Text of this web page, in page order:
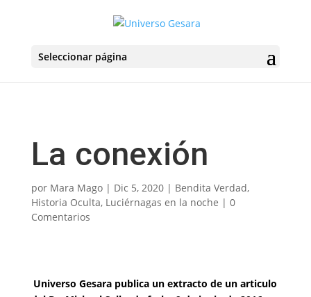
Seleccionar página
La conexión
por Mara Mago| Dic 5, 2020| Bendita Verdad,
Historia Oculta, Luciérnagas en la noche | 0
Comentarios
Universo Gesara publica un extracto de un articulo